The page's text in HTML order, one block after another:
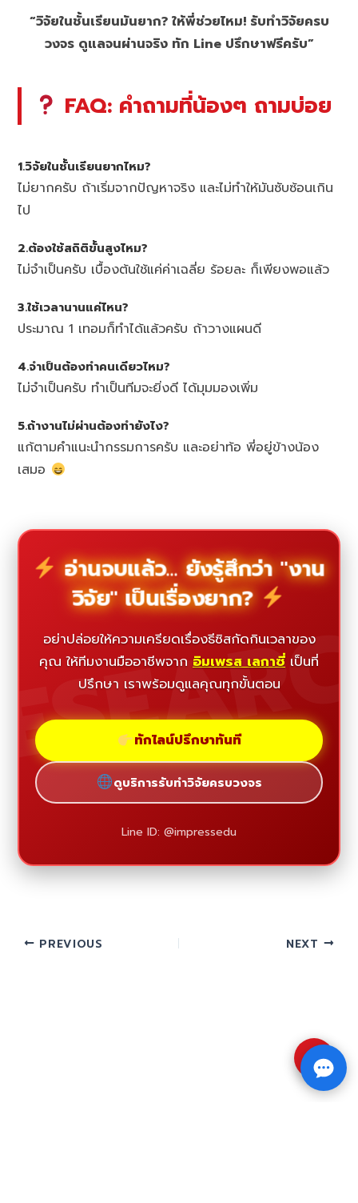
“วิจัยในชั้นเรียนมันยาก? ให้พี่ช่วยไหม! รับทำวิจัยครบ
วงจร ดูแลจนผ่านจริง ทัก Line ปรึกษาฟรีครับ”
FAQ: คำถามที่น้องๆ ถามบ่อย
1.วิจัยในชั้นเรียนยากไหม?
ไม่ยากครับ ถ้าเริ่มจากปัญหาจริง และไม่ทำให้มันซับซ้อนเกิน
ไป
2.ต้องใช้สถิติขั้นสูงไหม?
ไม่จำเป็นครับ เบื้องต้นใช้แค่ค่าเฉลี่ย ร้อยละ ก็เพียงพอแล้ว
3.ใช้เวลานานแค่ไหน?
ประมาณ 1 เทอมก็ทำได้แล้วครับ ถ้าวางแผนดี
4.จำเป็นต้องทำคนเดียวไหม?
ไม่จำเป็นครับ ทำเป็นทีมจะยิ่งดี ได้มุมมองเพิ่ม
5.ถ้างานไม่ผ่านต้องทำยังไง?
แก้ตามคำแนะนำกรรมการครับ และอย่าท้อ พี่อยู่ข้างน้อง
เสมอ
อ่านจบแล้ว... ยังรู้สึกว่า "งาน
วิจัย" เป็นเรื่องยาก?
อย่าปล่อยให้ความเครียดเรื่องธีซิสกัดกินเวลาของ
คุณ ให้ทีมงานมืออาชีพจาก อิมเพรส เลกาซี่ เป็นที่
ปรึกษา เราพร้อมดูแลคุณทุกขั้นตอน
ทักไลน์ปรึกษาทันที
ดูบริการรับทำวิจัยครบวงจร
Line ID: @impressedu
PREVIOUS NEXT
⇧